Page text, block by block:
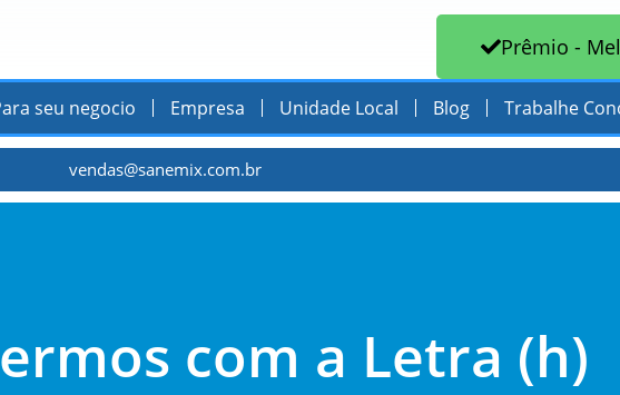
Prêmio -
seu negocio Empresa Unidade Local Blog Trabalhe
vendas@sanemix.com.br
com a Letra (h)